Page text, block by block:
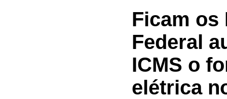
Ficam os
Federal
ICMS o
elétrica